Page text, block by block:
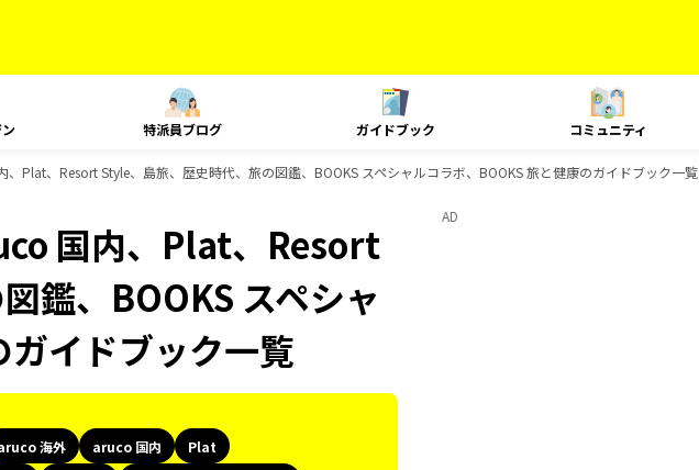
特派員ブログ ガイドブック コミュニティ
Plat、Resort Style、島旅、歴史時代、旅の図鑑、BOOKS スペシャルコラボ、BOOKS 旅と健康のガイドブック一覧
国内、Plat、Resort
鑑、BOOKS スペシャ
イドブック一覧
海外 aruco 国内
Plat
AD